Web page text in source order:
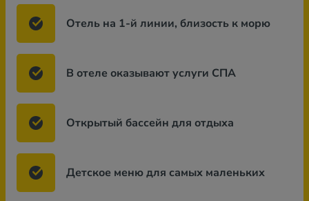
Отель на 1-й линии, близость к морю
В отеле оказывают услуги СПА
Открытый бассейн для отдыха
Детское меню для самых маленьких